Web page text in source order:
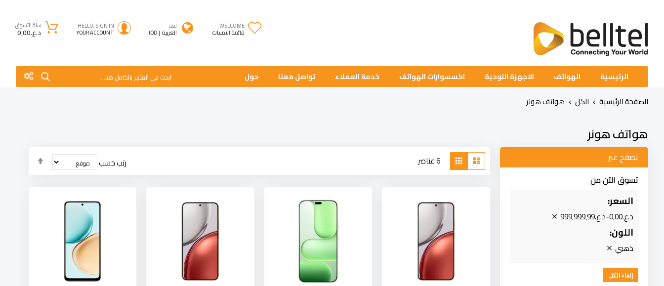
المحتوى WELCOME
قائمة الامنيات
لغة
العربية IQD
HELLO, SIGN IN
YOUR ACCOUNT
سلة التسوق
د.ع.‏0٫00
الرئيسية الهواتف الاجهزة اللوحية اكسسوارات الهواتف خدمة العملاء تواصل معنا حول ابحث فى المتجر بالكامل هنا...
الصفحة الرئيسية الكل هواتف هونر
هواتف هونر
مشاهدة
كا
الشبكة قائمة 6عناصر رتب حسب
تصفح عبر
تسوق الآن من
السعر
د.ع.‏0٫00-د.ع.‏999٬999٫99
اللون
ذهبي
إلغاء الكل